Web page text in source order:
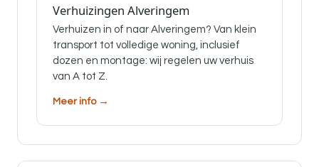
Verhuizingen Alveringem
Verhuizen in of naar Alveringem? Van klein
transport tot volledige woning, inclusief
dozen en montage: wij regelen uw verhuis
van A tot Z.
Meer info →